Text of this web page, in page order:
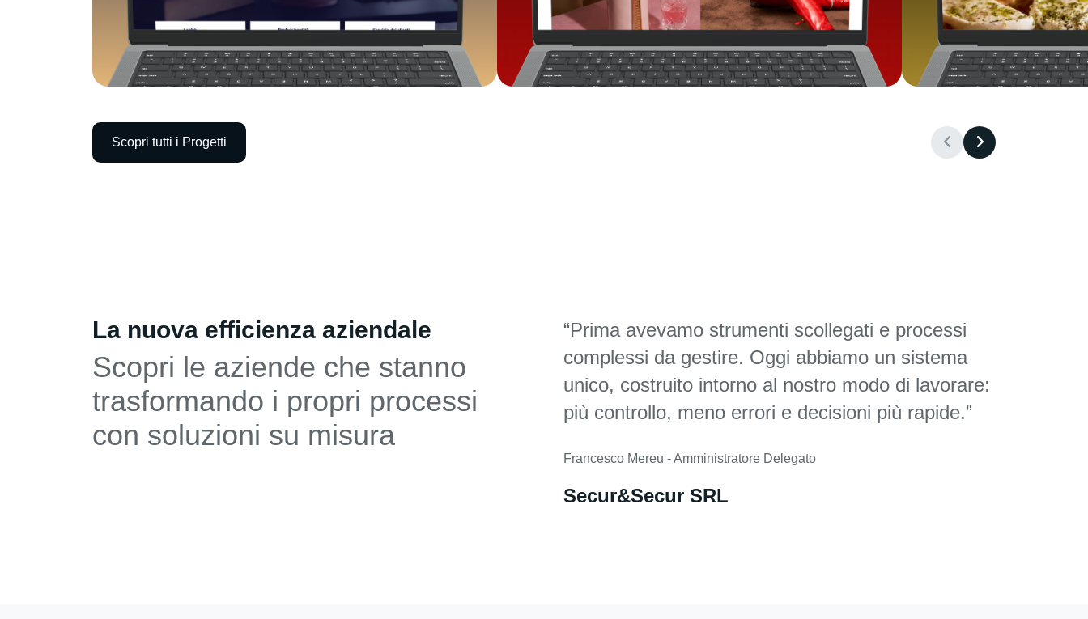
Scopri tutti i Progetti
La nuova efficienza aziendale
Scopri le aziende che stanno
trasformando i propri processi
con soluzioni su misura
“Prima avevamo strumenti scollegati e processi
complessi da gestire. Oggi abbiamo un sistema
unico, costruito intorno al nostro modo di lavorare:
più controllo, meno errori e decisioni più rapide.”
Francesco Mereu - Amministratore Delegato
Secur&Secur SRL